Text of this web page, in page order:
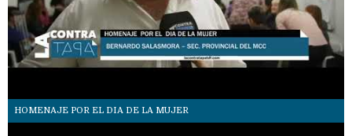
HOMENAJE POR EL DIA DE LA MUJER